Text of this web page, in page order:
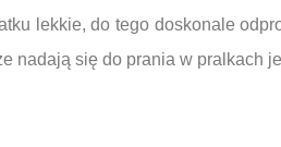
lekkie, do tego doskonale
nadają się do prania w pralkach